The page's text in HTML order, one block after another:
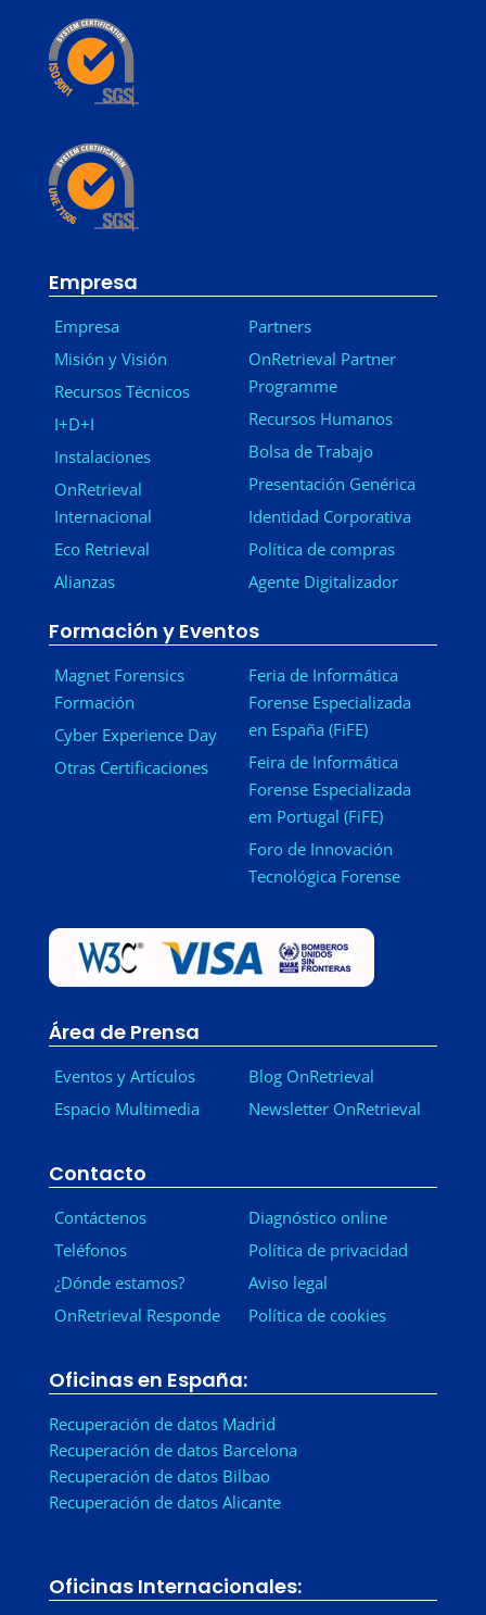
Empresa
Empresa
Misión y Visión
Recursos Técnicos
I+D+I
Instalaciones
OnRetrieval
Internacional
Eco Retrieval
Alianzas
Partners
OnRetrieval Partner
Programme
Recursos Humanos
Bolsa de Trabajo
Presentación Genérica
Identidad Corporativa
Política de compras
Agente Digitalizador
Formación y Eventos
Magnet Forensics
Formación
Cyber Experience Day
Otras Certificaciones
Feria de Informática
Forense Especializada
en España (FiFE)
Feira de Informática
Forense Especializada
em Portugal (FiFE)
Foro de Innovación
Tecnológica Forense
Área de Prensa
Eventos y Artículos
Espacio Multimedia
Blog OnRetrieval
Newsletter OnRetrieval
Contacto
Contáctenos
Teléfonos
¿Dónde estamos?
OnRetrieval Responde
Diagnóstico online
Política de privacidad
Aviso legal
Política de cookies
Oficinas en España:
Recuperación de datos Madrid
Recuperación de datos Barcelona
Recuperación de datos Bilbao
Recuperación de datos Alicante
Oficinas Internacionales: